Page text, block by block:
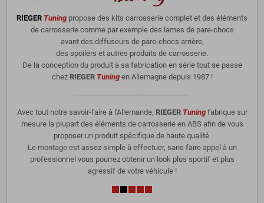
RIEGER Tuning propose des kits carrosserie complet et des éléments
de carrosserie comme par exemple des lames de pare-chocs
avant des diffuseurs de pare-chocs arrière,
des spoilers et autres produits de carrosserie.
De la conception du produit à sa fabrication en série tout se passe
chez RIEGER Tuningen Allemagne depuis 1987 !
--------------------------------------------------
Avec tout notre savoir-faire à l'Allemande, RIEGER Tuning fabrique sur
mesure la plupart des éléments de carrosserie en ABS afin de vous
proposer un produit spécifique de haute qualité.
Le montage est assez simple à effectuer, sans faire appel à un
professionnel vous pourrez obtenir un look plus sportif et plus
agressif de votre véhicule !